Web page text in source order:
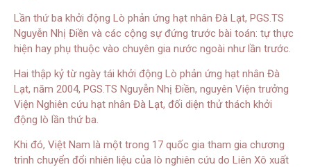
Lần thứ ba khởi động Lò phản ứng hạt nhân Đà Lạt, PGS.TS
Nguyễn Nhị Điền và các cộng sự đứng trước bài toán: tự thực
hiện hay phụ thuộc vào chuyên gia nước ngoài như lần trước.
Hai thập kỷ từ ngày tái khởi động Lò phản ứng hạt nhân Đà
Lạt, năm 2004, PGS.TS Nguyễn Nhị Điền, nguyên Viện trưởng
Viện Nghiên cứu hạt nhân Đà Lạt, đối diện thử thách khởi
động lò lần thứ ba.
Khi đó, Việt Nam là một trong 17 quốc gia tham gia chương
trình chuyển đổi nhiên liệu của lò nghiên cứu do Liên Xô xuất